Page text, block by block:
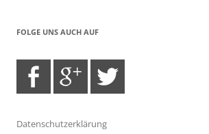
FOLGE UNS AUCH AUF
Datenschutzerklärung